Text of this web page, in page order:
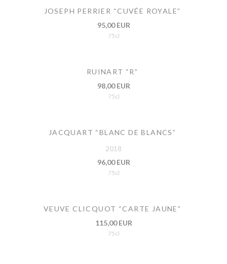
JOSEPH PERRIER “CUVÉE ROYALE”
95,00 EUR
75cl
RUINART “R”
98,00 EUR
75cl
JACQUART “BLANC DE BLANCS”
2018
96,00 EUR
75cl
VEUVE CLICQUOT “CARTE JAUNE”
115,00 EUR
75cl